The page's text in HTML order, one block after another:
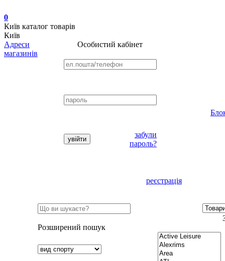
0
Київ каталог товарів
Київ
Адреси
магазинів
Особистий кабінет
забули
пароль?
реєстрація
Розширений пошук